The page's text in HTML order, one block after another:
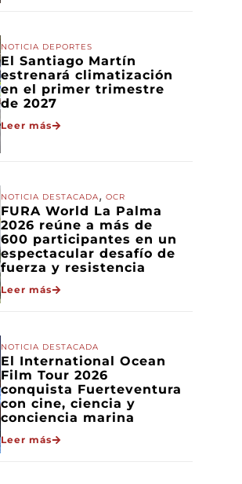
NOTICIA DEPORTES
El Santiago Martín
estrenará climatización
en el primer trimestre
de 2027
Leer más
NOTICIA DESTACADA, OCR
FURA World La Palma
2026 reúne a más de
600 participantes en un
espectacular desafío de
fuerza y resistencia
Leer más
NOTICIA DESTACADA
El International Ocean
Film Tour 2026
conquista Fuerteventura
con cine, ciencia y
conciencia marina
Leer más